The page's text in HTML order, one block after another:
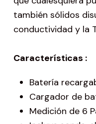
también sólidos
conductividad y la
Características :
Batería
Cargador de
Medición de 6